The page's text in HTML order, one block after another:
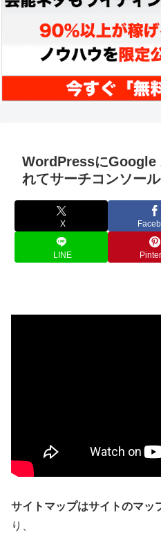
WordPressにGoogle
れてサーチコンソー
X
LINE
サイトマップはサイトのマッ
り、